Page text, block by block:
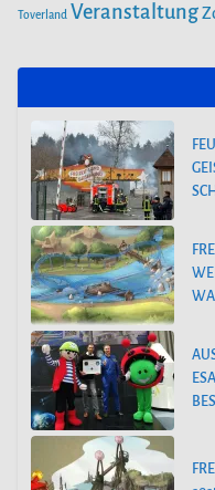
Toverland Veranstaltung